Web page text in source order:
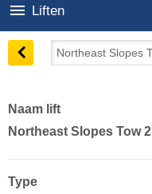
Liften
Naam lift
Northeast Slopes Tow 2
Type